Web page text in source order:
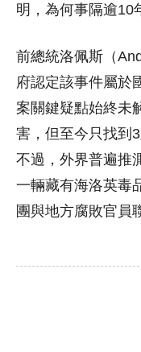
明，為何事隔逾10
前總統洛佩斯（
府認定該事件屬於
案關鍵疑點始終未
害，但至今只找到
不過，外界普遍推
一輛藏有海洛英毒
團與地方腐敗官員